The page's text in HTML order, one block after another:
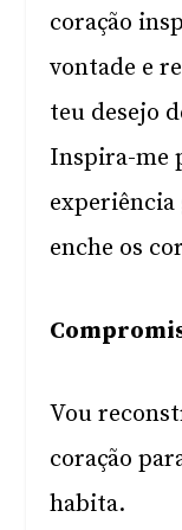
coração
vontade e
teu desejo
Inspira-me
enche os
Vou
coração
habita.